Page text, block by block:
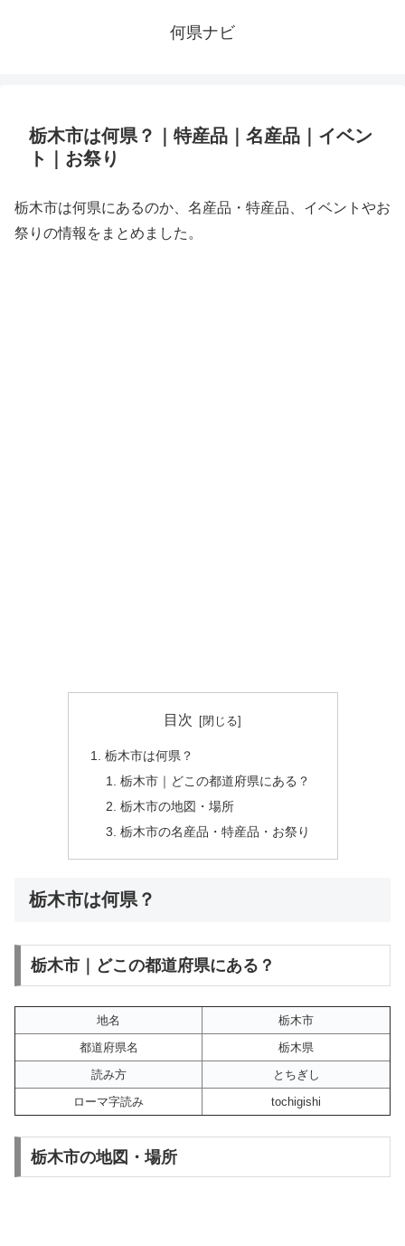
何県ナビ
栃木市は何県？｜特産品｜名産品｜イベン
ト｜お祭り
栃木市は何県にあるのか、名産品・特産品、イベントやお
祭りの情報をまとめました。
目次
栃木市は何県？
栃木市｜どこの都道府県にある？
栃木市の地図・場所
栃木市の名産品・特産品・お祭り
栃木市は何県？
栃木市｜どこの都道府県にある？
地名
栃木市
都道府県名
栃木県
読み方
とちぎし
ローマ字読み
tochigishi
栃木市の地図・場所